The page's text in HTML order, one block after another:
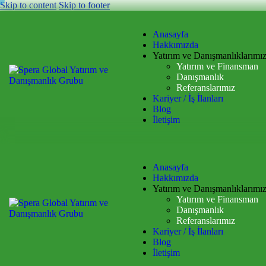
Skip to content Skip to footer
Anasayfa
Hakkımızda
Yatırım ve Danışmanlıklarımız
Yatırım ve Finansman
Danışmanlık
Referanslarımız
Kariyer / İş İlanları
Blog
İletişim
Anasayfa
Hakkımızda
Yatırım ve Danışmanlıklarımız
Yatırım ve Finansman
Danışmanlık
Referanslarımız
Kariyer / İş İlanları
Blog
İletişim